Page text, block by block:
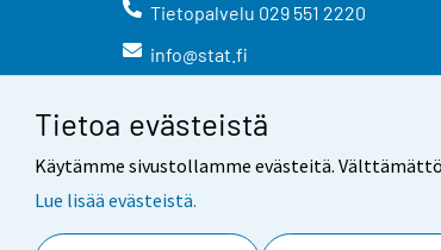
Tietoa evästeistä
Käytämme sivustollamme evästeitä.
Lue lisää evästeistä.
Tietopalvelu 029 551 2220
info@stat.fi